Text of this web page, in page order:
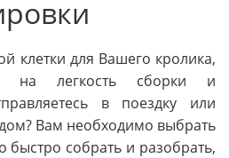
клетки для Вашего кролика,
на легкость сборки и
в поездку или
Вам необходимо выбрать
быстро собрать и разобрать,